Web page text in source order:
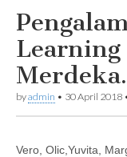
Learning
Merdeka.
byadmin • 30 April 2018
Vero, Olic,Yuvita,